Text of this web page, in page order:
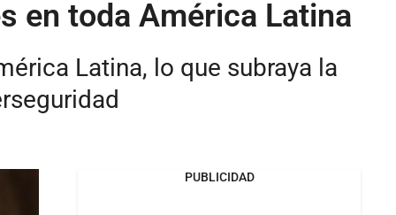
en toda América Latina
Latina, lo que subraya la
PUBLICIDAD